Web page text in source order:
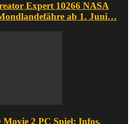
Expert 10266 NASA
ab 1. Juni…
2 PC Spiel: Infos,